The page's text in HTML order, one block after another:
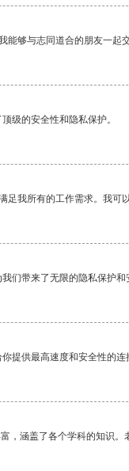
够与志同道合的朋友一起交
级的安全性和隐私保护。
足我所有的工作需求。我可
们带来了无限的隐私保护和
提供最高速度和安全性的连
，涵盖了各个学科的知识。